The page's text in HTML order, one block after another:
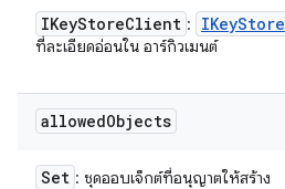
IKeyStoreClient : IKeyStore
ที่ละเอียดอ่อนใน อาร์กิวเมนต์
allowedObjects
Set : ชุดออบเจ็กต์ที่อนุญาตให้สร้าง